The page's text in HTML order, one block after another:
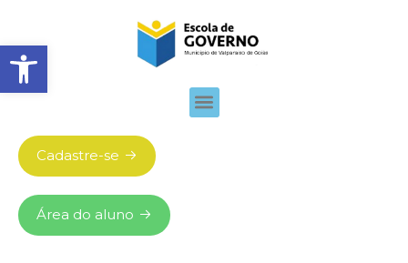
Abrir barra de ferramentas
Cadastre-se
Área do aluno